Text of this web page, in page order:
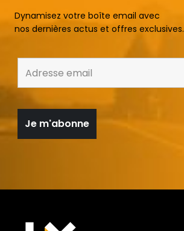
Dynamisez votre boîte email avec
nos dernières actus et offres exclusives.